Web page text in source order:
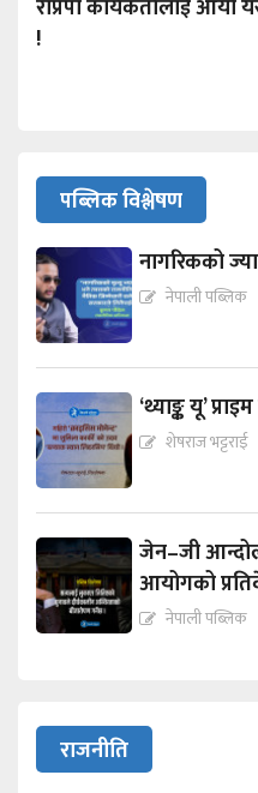
राप्रपा कार्यकर्तालाई
!
पब्लिक विश्लेषण
नागरिकको
नेपाली पब्लिक
‘थ्याङ्क यू’
शेषराज भट्टराई
जेन–जी
आयोगको
नेपाली पब्लिक
राजनीति